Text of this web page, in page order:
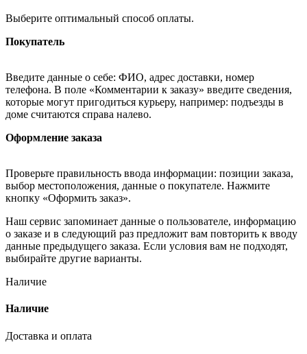
Выберите оптимальный способ оплаты.
Покупатель
Введите данные о себе: ФИО, адрес доставки, номер
телефона. В поле «Комментарии к заказу» введите сведения,
которые могут пригодиться курьеру, например: подъезды в
доме считаются справа налево.
Оформление заказа
Проверьте правильность ввода информации: позиции заказа,
выбор местоположения, данные о покупателе. Нажмите
кнопку «Оформить заказ».
Наш сервис запоминает данные о пользователе, информацию
о заказе и в следующий раз предложит вам повторить к вводу
данные предыдущего заказа. Если условия вам не подходят,
выбирайте другие варианты.
Наличие
Наличие
Доставка и оплата